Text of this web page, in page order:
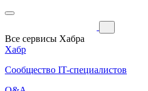
Все сервисы Хабра
Хабр
Сообщество IT-специалистов